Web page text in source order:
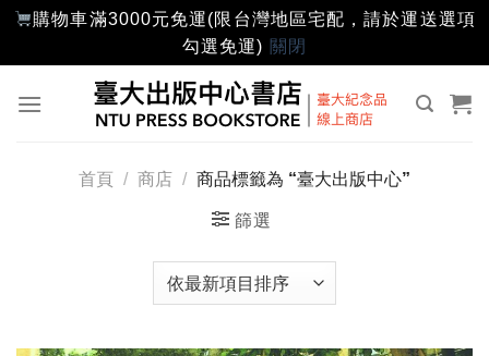
購物車滿3000元免運(限台灣地區宅配，請於運送選項
勾選免運) 關閉
首頁 / 商店 / 商品標籤為 “臺大出版中心”
篩選